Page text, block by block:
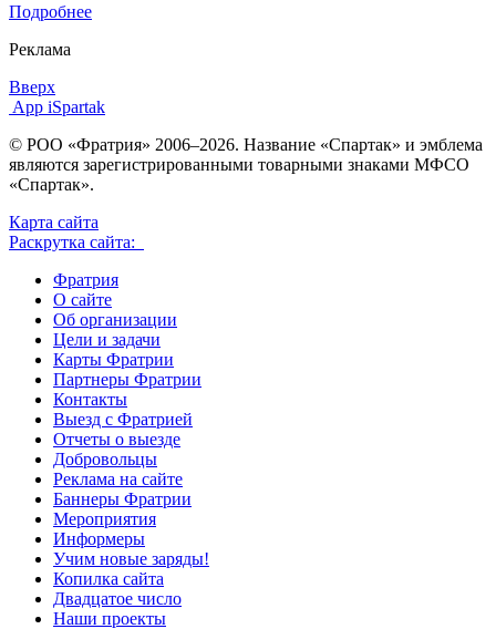
Подробнее
Реклама
Вверх
App iSpartak
© РОО «Фратрия» 2006–2026. Название «Спартак» и эмблема
являются зарегистрированными товарными знаками МФСО
«Спартак».
Карта сайта
Раскрутка сайта:
Фратрия
О сайте
Об организации
Цели и задачи
Карты Фратрии
Партнеры Фратрии
Контакты
Выезд с Фратрией
Отчеты о выезде
Добровольцы
Реклама на сайте
Баннеры Фратрии
Мероприятия
Информеры
Учим новые заряды!
Копилка сайта
Двадцатое число
Наши проекты